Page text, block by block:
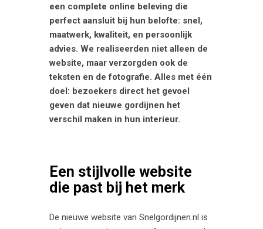
een complete online beleving die
perfect aansluit bij hun belofte: snel,
maatwerk, kwaliteit, en persoonlijk
advies. We realiseerden niet alleen de
website, maar verzorgden ook de
teksten en de fotografie. Alles met één
doel: bezoekers direct het gevoel
geven dat nieuwe gordijnen het
verschil maken in hun interieur.
Een stijlvolle website
die past bij het merk
De nieuwe website van Snelgordijnen.nl is